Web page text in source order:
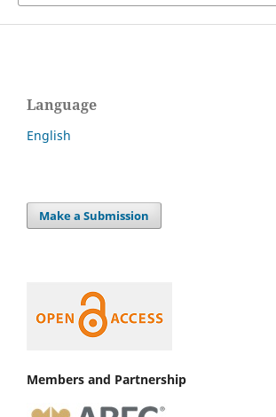
Language
English
Make a Submission
Members and Partnership